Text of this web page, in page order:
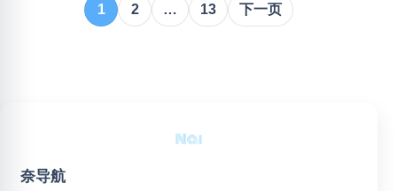
1 2 … 13 下一页
奈导航